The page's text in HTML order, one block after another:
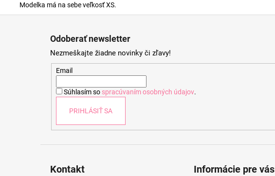
Modelka má na sebe veľkosť XS.
Odoberať newsletter
Nezmeškajte žiadne novinky či zľavy!
Email
Súhlasím so spracúvaním osobných údajov.
PRIHLÁSIŤ SA
Kontakt Informácie pre vás